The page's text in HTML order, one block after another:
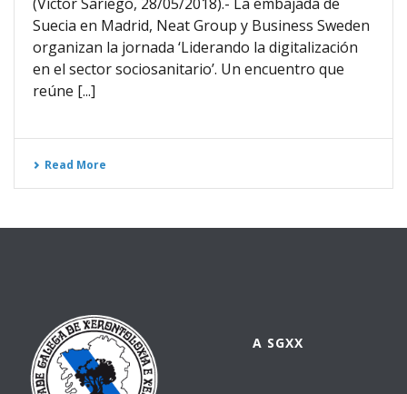
Suecia en Madrid, Neat Group y Business Sweden
organizan la jornada ‘Liderando la digitalización
en el sector sociosanitario’. Un encuentro que
reúne [...]
Read More
A SGXX